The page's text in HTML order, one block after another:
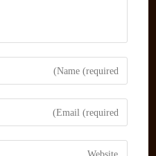
Enter
your
name
Enter
your
email
Enter